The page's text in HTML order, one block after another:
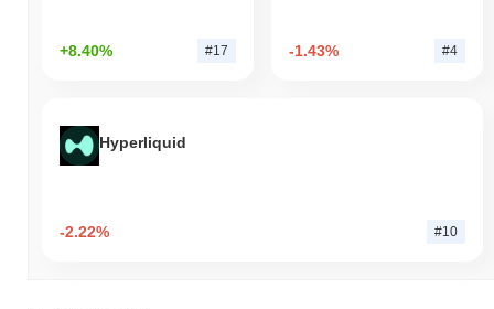
+8.40% #17 -1.43% #4
Hyperliquid
-2.22% #10